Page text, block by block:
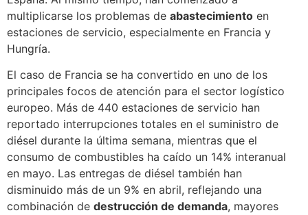
multiplicarse los problemas de abastecimiento en
estaciones de servicio, especialmente en Francia y
Hungría.
El caso de Francia se ha convertido en uno de los
principales focos de atención para el sector logístico
europeo. Más de 440 estaciones de servicio han
reportado interrupciones totales en el suministro de
diésel durante la última semana, mientras que el
consumo de combustibles ha caído un 14% interanual
en mayo. Las entregas de diésel también han
disminuido más de un 9% en abril, reflejando una
combinación de destrucción de demanda, mayores